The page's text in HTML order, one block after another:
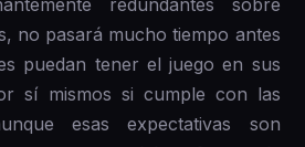
redundantes sobre
no pasará mucho tiempo antes
puedan tener el juego en sus
sí mismos si cumple con las
esas expectativas son